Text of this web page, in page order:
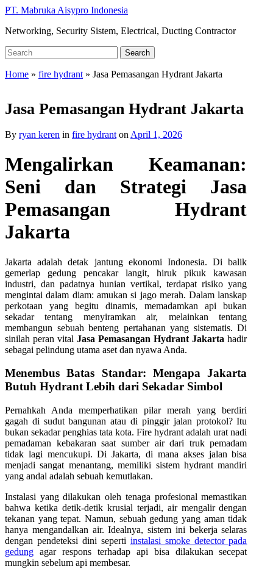
Skip
main
PT. Mabruka Aisypro Indonesia
Networking, Security Sistem, Electrical, Ducting Contractor
Search
for:
Search
Home » fire hydrant » Jasa Pemasangan Hydrant Jakarta
Jasa Pemasangan Hydrant Jakarta
By ryan keren in fire hydrant on April 1, 2026
Mengalirkan Keamanan:
Seni dan Strategi Jasa
Pemasangan Hydrant
Jakarta
Jakarta adalah detak jantung ekonomi Indonesia. Di balik
gemerlap gedung pencakar langit, hiruk pikuk kawasan
industri, dan padatnya hunian vertikal, terdapat risiko yang
mengintai dalam diam: amukan si jago merah. Dalam lanskap
perkotaan yang begitu dinamis, memadamkan api bukan
sekadar tentang menyiramkan air, melainkan tentang
membangun sebuah benteng pertahanan yang sistematis. Di
sinilah peran vitalJasa Pemasangan Hydrant Jakarta hadir
sebagai pelindung utama aset dan nyawa Anda.
Menembus Batas Standar: Mengapa Jakarta
Butuh Hydrant Lebih dari Sekadar Simbol
Pernahkah Anda memperhatikan pilar merah yang berdiri
gagah di sudut bangunan atau di pinggir jalan protokol? Itu
bukan sekadar penghias tata kota. Fire hydrant adalah urat nadi
pemadaman kebakaran saat sumber air dari truk pemadam
tidak lagi mencukupi. Di Jakarta, di mana akses jalan bisa
menjadi sangat menantang, memiliki sistem hydrant mandiri
yang andal adalah sebuah kemutlakan.
Instalasi yang dilakukan oleh tenaga profesional memastikan
bahwa ketika detik-detik krusial terjadi, air mengalir dengan
tekanan yang tepat. Namun, sebuah gedung yang aman tidak
hanya mengandalkan air. Idealnya, sistem ini bekerja selaras
dengan pendeteksi dini seperti instalasi smoke detector pada
gedung agar respons terhadap api bisa dilakukan secepat
mungkin sebelum api membesar.